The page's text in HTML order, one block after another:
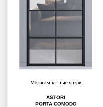
Межкомнатные двери
ASTORI
PORTA COMODO